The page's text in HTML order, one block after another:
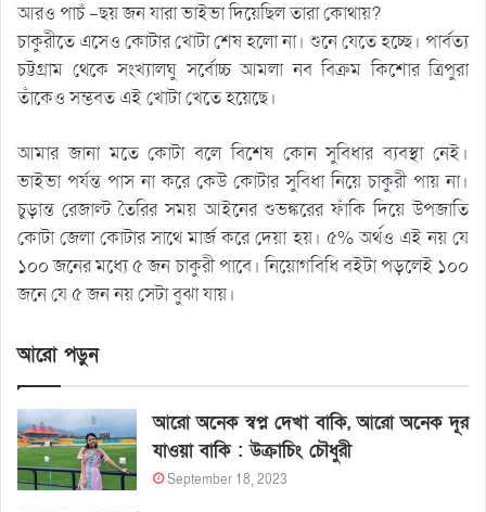
আরও পাচঁ -ছয় জন যারা ভাইভা দিয়েছিল তারা কোথায়?
চাকুরীতে এসেও কোটার খোটা শেষ হলো না। শুনে যেতে হচ্ছে। পার্বত্য
চট্টগ্রাম থেকে সংখ্যালঘু সর্বোচ্চ আমলা নব বিক্রম কিশোর ত্রিপুরা
তাঁকেও সম্ভবত এই খোটা খেতে হয়েছে।
আমার জানা মতে কোটা বলে বিশেষ কোন সুবিধার ব্যবস্থা নেই।
ভাইভা পর্যন্ত পাস না করে কেউ কোটার সুবিধা নিয়ে চাকুরী পায় না।
চুড়ান্ত রেজাল্ট তৈরির সময় আইনের শুভঙ্করের ফাঁকি দিয়ে উপজাতি
কোটা জেলা কোটার সাথে মার্জ করে দেয়া হয়। ৫% অর্থও এই নয় যে
১০০ জনের মধ্যে ৫ জন চাকুরী পাবে। নিয়োগবিধি বইটা পড়লেই ১০০
জনে যে ৫ জন নয় সেটা বুঝা যায়।
আরো পড়ুন
আরো অনেক স্বপ্ন দেখা বাকি, আরো অনেক দূর
যাওয়া বাকি : উক্রাচিং চৌধুরী
September 18, 2023